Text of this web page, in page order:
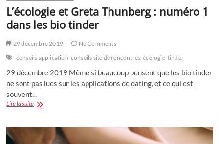
L’écologie et Greta Thunberg : numéro 1
dans les bio tinder
29 décembre 2019
No Comments
conseils application conseils site de rencontres écologie tinder
29 décembre 2019 Même si beaucoup pensent que les bio tinder
ne sont pas lues sur les applications de dating, et ce qui est
souvent…
Lire la suiteL’écologie
Thunberg